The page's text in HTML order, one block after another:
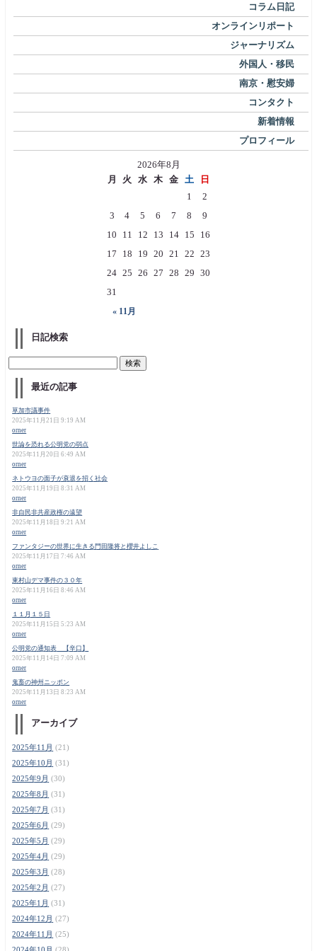
コラム日記
オンラインリポート
ジャーナリズム
外国人・移民
南京・慰安婦
コンタクト
新着情報
プロフィール
2026年8月
月
火 水 木 金 土 日
« 11月
1
2
3
4 5 6 7 8
9
10
11 12 13 14 15
16
17
18 19 20 21 22 23
24 25 26 27 28 29 30
31
日記検索
最近の記事
草加市議事件
2025年11月21日 9:19 AM
orner
世論を恐れる公明党の弱点
2025年11月20日 6:49 AM
orner
ネトウヨの面子が衰退を招く社会
2025年11月19日 8:31 AM
orner
非自民非共産政権の遠望
2025年11月18日 9:21 AM
orner
ファンタジーの世界に生きる門田隆将と櫻井よしこ
2025年11月17日 7:46 AM
orner
東村山デマ事件の３０年
2025年11月16日 8:46 AM
orner
１１月１５日
2025年11月15日 5:23 AM
orner
公明党の通知表 【辛口】
2025年11月14日 7:09 AM
orner
鬼畜の神州ニッポン
2025年11月13日 8:23 AM
orner
アーカイブ
2025年11月 (21)
2025年10月 (31)
2025年9月 (30)
2025年8月 (31)
2025年7月 (31)
2025年6月 (29)
2025年5月 (29)
2025年4月 (29)
2025年3月 (28)
2025年2月 (27)
2025年1月 (31)
2024年12月 (27)
2024年11月 (25)